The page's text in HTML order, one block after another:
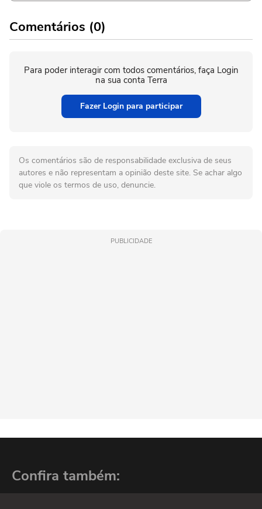
Comentários (0)
Para poder interagir com todos comentários, faça Login
na sua conta Terra
Fazer Login para participar
Os comentários são de responsabilidade exclusiva de seus
autores e não representam a opinião deste site. Se achar algo
que viole os termos de uso, denuncie.
PUBLICIDADE
Confira também: